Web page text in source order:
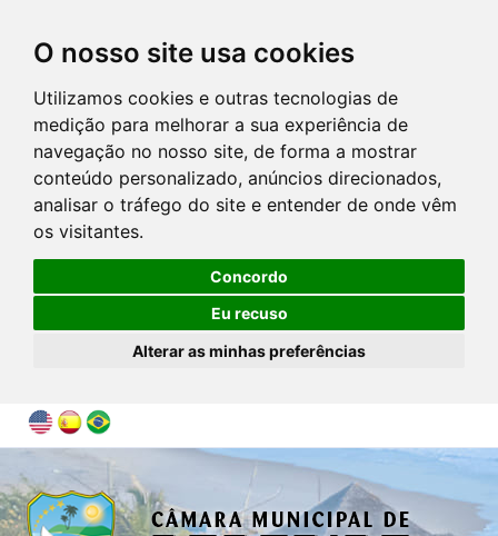
O nosso site usa cookies
Utilizamos cookies e outras tecnologias de
medição para melhorar a sua experiência de
navegação no nosso site, de forma a mostrar
conteúdo personalizado, anúncios direcionados,
analisar o tráfego do site e entender de onde vêm
os visitantes.
Concordo
Eu recuso
Alterar as minhas preferências